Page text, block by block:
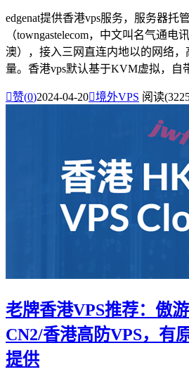
edgenat提供香港vps服务，服务器托
（towngastelecom，中文叫名气通电
澳），接入三网直连内地以的网络
量。香港vps默认基于KVM虚拟，自
赞(0)2024-04-20境外VPS 阅读
老牌香港VPS推荐：傲
CN2/香港高防VPS，有
提供